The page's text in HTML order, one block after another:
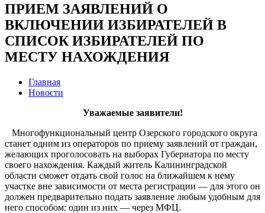
ПРИЕМ ЗАЯВЛЕНИЙ О
ВКЛЮЧЕНИИ ИЗБИРАТЕЛЕЙ В
СПИСОК ИЗБИРАТЕЛЕЙ ПО
МЕСТУ НАХОЖДЕНИЯ
Главная
Новости
Уважаемые заявители!
Многофункциональный центр Озерского городского округа
станет одним из операторов по приему заявлений от граждан,
желающих проголосовать на выборах Губернатора по месту
своего нахождения. Каждый житель Калининградской
области сможет отдать свой голос на ближайшем к нему
участке вне зависимости от места регистрации — для этого он
должен предварительно подать заявление любым удобным для
него способом: один из них — через МФЦ.